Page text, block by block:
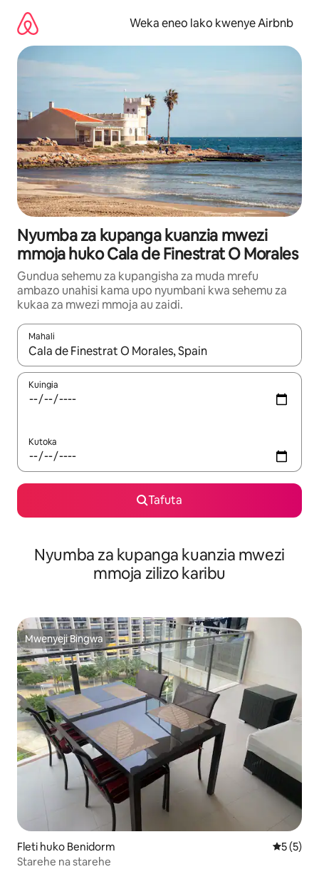
kwenda
kwenye
maudhui
Weka eneo lako kwenye Airbnb
Nyumba za kupanga kuanzia mwezi
mmoja huko Cala de Finestrat O Morales
Gundua sehemu za kupangisha za muda mrefu
ambazo unahisi kama upo nyumbani kwa sehemu za
kukaa za mwezi mmoja au zaidi.
Mahali
Wakati matokeo yanapatikana, vinjari kwa kutumia vitufe vya
Kuingia
Kutoka
Tafuta
Nyumba za kupanga kuanzia mwezi
mmoja zilizo karibu
Mwenyeji Bingwa
Mwenyeji Bingwa
Fleti huko Benidorm
5 (5)
Starehe na starehe